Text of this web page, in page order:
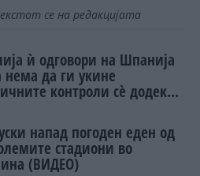
се на редакцијата
ѝ одговори на Шпанија
нема да ги укине
контроли сè додека
напад погоден еден од
стадиони во
(ВИДЕО)